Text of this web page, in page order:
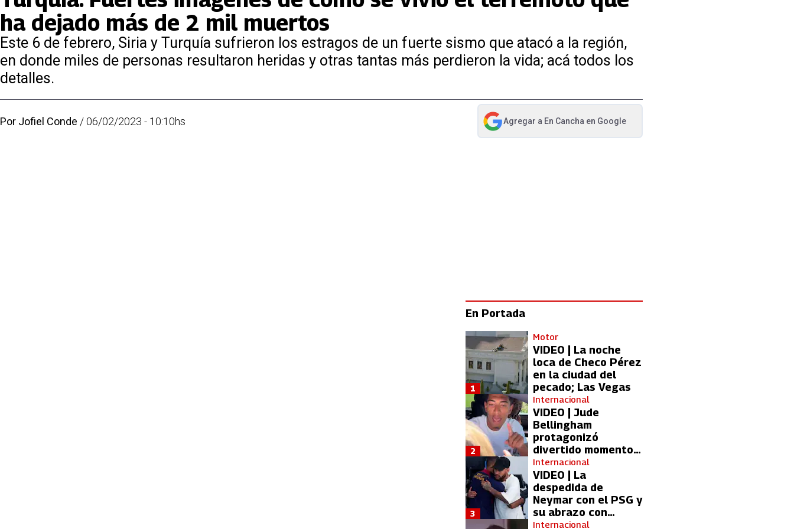
ha dejado más de 2 mil muertos
Este 6 de febrero, Siria y Turquía sufrieron los estragos de un fuerte sismo que atacó a la región,
en donde miles de personas resultaron heridas y otras tantas más perdieron la vida; acá todos los
detalles.
Por Jofiel Conde /06/02/2023 - 10:10hs Agregar a En Cancha en Google
abre en nueva pestaña
En Portada
Motor
VIDEO | La noche
loca de Checo Pérez
en la ciudad del
pecado; Las Vegas
1
Internacional
VIDEO | Jude
Bellingham
protagonizó
divertido momento
con aficionada del
Real Madrid
2
Internacional
VIDEO | La
despedida de
Neymar con el PSG y
su abrazo con
Kylian Mbappé
3
Internacional